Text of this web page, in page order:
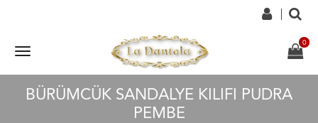
BÜRÜMCÜK SANDALYE KILIFI PUDRA
PEMBE